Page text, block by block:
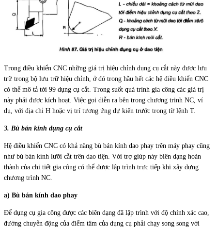
Trong điều khiển CNC những giá trị hiệu chỉnh dụng cụ cắt này được lưu
trữ trong bộ lưu trữ hiệu chỉnh, ở đó trong hầu hết các hệ điều khiển CNC
có thể mô tả tới 99 dụng cụ cắt. Trong suốt quá trình gia công các giá trị
này phải được kích hoạt. Việc gọi diễn ra bên trong chương trinh NC, ví
dụ, với địa chỉ H hoặc vị trí tương ứng dự kiến trước trong từ lệnh T.
3. Bù bán kính dụng cụ cắt
Hệ điều khiển CNC có khả năng bù bán kính dao phay trên máy phay cũng
như bù bán kính lưỡi cắt trên dao tiện. Với trợ giúp này biên dạng hoàn
thành của chi tiết gia công có thể được lập trình trực tiếp khi xây dựng
chương trình NC.
a) Bù bán kính dao phay
Để dụng cụ gia công được các biên dạng đã lập trình với độ chính xác cao,
đường chuyển động của điểm tâm của dụng cụ phải chạy song song với